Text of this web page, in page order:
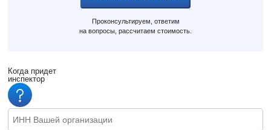
Проконсультируем, ответим
на вопросы, рассчитаем стоимость.
Когда придет
инспектор